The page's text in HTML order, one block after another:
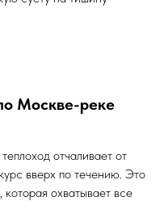
Москве-реке
отчаливает от
вверх по течению. Это
охватывает все